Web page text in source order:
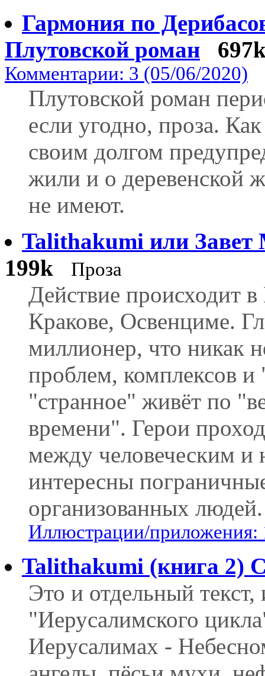
Гармония по
Плутовской роман
Комментарии: 3 (05/06/2020)
Плутовской роман
если угодно, проза.
своим долгом
жили и о деревенской
не имеют.
Talithakumi или
199k
Проза
Действие происходит
Кракове, Освенциме.
миллионер, что никак
проблем, комплексов
"странное" живёт по
времени". Герои
между человеческим и
интересны
организованных
Иллюстрации/приложения:
Talithakumi (книга 2)
Это и отдельный текст,
"Иерусалимского
Иерусалимах -